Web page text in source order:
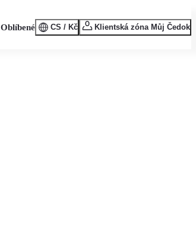
Oblíbené CS / Kč Klientská zóna Můj Čedok